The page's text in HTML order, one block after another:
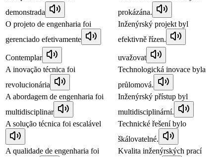
demonstrada
prokázána.
O projeto de engenharia foi
gerenciado efetivamente
Inženýrský projekt byl
efektivně řízen.
Contemplar
uvažovat
A inovação técnica foi
revolucionária
Technologická inovace byla
průlomová.
A abordagem de engenharia foi
multidisciplinar
Inženýrský přístup byl
multidisciplinární.
A solução técnica foi escalável
Technické řešení bylo
škálovatelné.
A qualidade de engenharia foi
Kvalita inženýrských prací